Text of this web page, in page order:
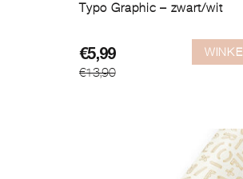
Typo Graphic – zwart/wit
€13,90
Oorspronkelijke
prijs
€5,99
Huidige
prijs